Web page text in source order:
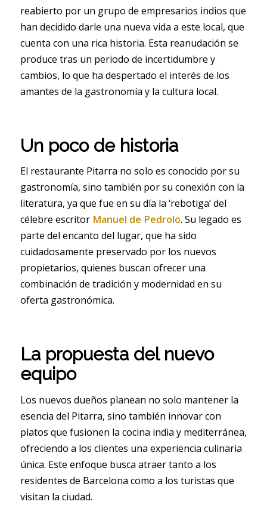
reabierto por un grupo de empresarios indios que
han decidido darle una nueva vida a este local, que
cuenta con una rica historia. Esta reanudación se
produce tras un periodo de incertidumbre y
cambios, lo que ha despertado el interés de los
amantes de la gastronomía y la cultura local.
Un poco de historia
El restaurante Pitarra no solo es conocido por su
gastronomía, sino también por su conexión con la
literatura, ya que fue en su día la ‘rebotiga’ del
célebre escritor Manuel de Pedrolo. Su legado es
parte del encanto del lugar, que ha sido
cuidadosamente preservado por los nuevos
propietarios, quienes buscan ofrecer una
combinación de tradición y modernidad en su
oferta gastronómica.
La propuesta del nuevo
equipo
Los nuevos dueños planean no solo mantener la
esencia del Pitarra, sino también innovar con
platos que fusionen la cocina india y mediterránea,
ofreciendo a los clientes una experiencia culinaria
única. Este enfoque busca atraer tanto a los
residentes de Barcelona como a los turistas que
visitan la ciudad.